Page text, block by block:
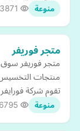
منوعة
متجر فوريفر
متجر فوريفر سوق
منتجات التخسيس
تقوم شركة
منوعة